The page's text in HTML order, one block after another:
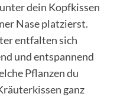
dein Kopfkissen
Nase platzierst.
entfalten sich
und entspannend
Pflanzen du
ganz